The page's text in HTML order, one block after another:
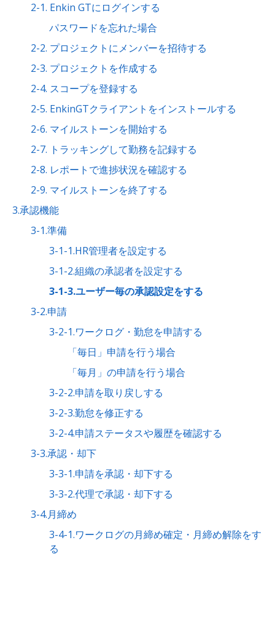
2-1. Enkin GTにログインする
パスワードを忘れた場合
2-2. プロジェクトにメンバーを招待する
2-3. プロジェクトを作成する
2-4. スコープを登録する
2-5. EnkinGTクライアントをインストールする
2-6. マイルストーンを開始する
2-7. トラッキングして勤務を記録する
2-8. レポートで進捗状況を確認する
2-9. マイルストーンを終了する
3.承認機能
3-1.準備
3-1-1.HR管理者を設定する
3-1-2.組織の承認者を設定する
3-1-3.ユーザー毎の承認設定をする
3-2.申請
3-2-1.ワークログ・勤怠を申請する
「毎日」申請を行う場合
「毎月」の申請を行う場合
3-2-2.申請を取り戻しする
3-2-3.勤怠を修正する
3-2-4.申請ステータスや履歴を確認する
3-3.承認・却下
3-3-1.申請を承認・却下する
3-3-2.代理で承認・却下する
3-4.月締め
3-4-1.ワークログの月締め確定・月締め解除をす
る